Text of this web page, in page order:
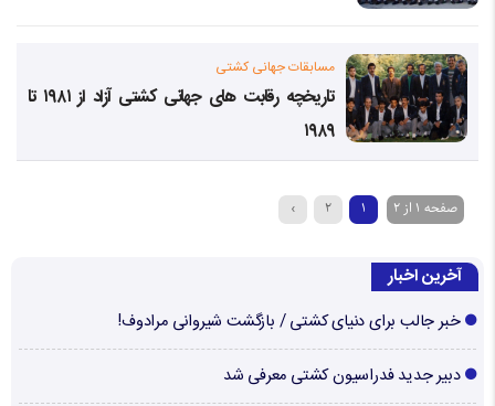
مسابقات جهانی کشتی
تاریخچه رقابت های جهانی کشتی آزاد از ۱۹۸۱ تا
۱۹۸۹
صفحه 1 از 2 1
2
›
آخرین اخبار
خبر جالب برای دنیای کشتی / بازگشت شیروانی مرادوف!
دبیر جدید فدراسیون کشتی معرفی شد